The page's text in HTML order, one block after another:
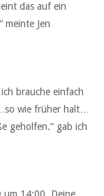
das auf ein
meinte Jen
brauche einfach
wie früher halt…
geholfen.“ gab ich